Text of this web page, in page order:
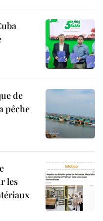
de
pêche
les